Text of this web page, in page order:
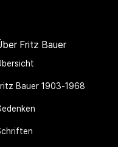
Fritz Bauer
Bauer 1903-1968